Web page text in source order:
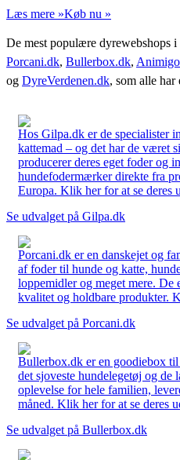
Læs mere »Køb nu »
De mest populære dyrewebshops
Porcani.dk, Bullerbox.dk,
og DyreVerdenen.dk, som alle har
Hos Gilpa.dk er de specialister
kattemad – og det har de været
producerer deres eget foder og
hundefodermærker direkte fra
Europa. Klik her for at se deres
Se udvalget på Gilpa.dk
Porcani.dk er en danskejet og
af foder til hunde og katte,
loppemidler og meget mere. De
kvalitet og holdbare produkter.
Se udvalget på Porcani.dk
Bullerbox.dk er en goodiebox til
det sjoveste hundelegetøj og de
oplevelse for hele familien,
måned. Klik her for at se deres
Se udvalget på Bullerbox.dk